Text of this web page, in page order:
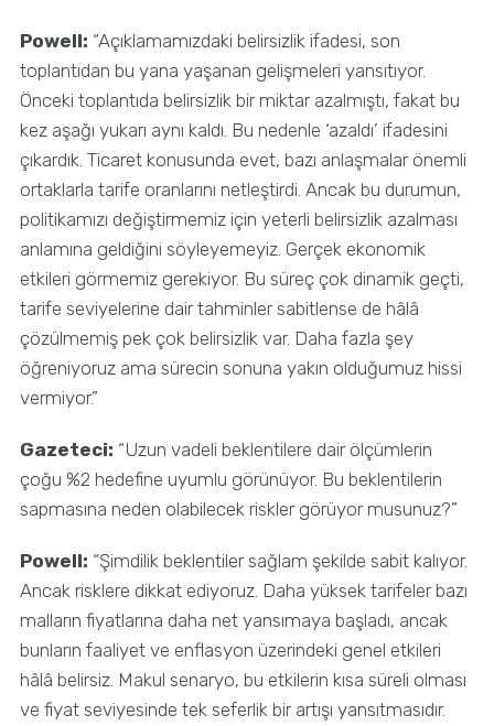
Powell: “Açıklamamızdaki belirsizlik ifadesi, son
toplantıdan bu yana yaşanan gelişmeleri yansıtıyor.
Önceki toplantıda belirsizlik bir miktar azalmıştı, fakat bu
kez aşağı yukarı aynı kaldı. Bu nedenle ‘azaldı’ ifadesini
çıkardık. Ticaret konusunda evet, bazı anlaşmalar önemli
ortaklarla tarife oranlarını netleştirdi. Ancak bu durumun,
politikamızı değiştirmemiz için yeterli belirsizlik azalması
anlamına geldiğini söyleyemeyiz. Gerçek ekonomik
etkileri görmemiz gerekiyor. Bu süreç çok dinamik geçti,
tarife seviyelerine dair tahminler sabitlense de hâlâ
çözülmemiş pek çok belirsizlik var. Daha fazla şey
öğreniyoruz ama sürecin sonuna yakın olduğumuz hissi
vermiyor.”
Gazeteci: “Uzun vadeli beklentilere dair ölçümlerin
çoğu %2 hedefine uyumlu görünüyor. Bu beklentilerin
sapmasına neden olabilecek riskler görüyor musunuz?”
Powell: “Şimdilik beklentiler sağlam şekilde sabit kalıyor.
Ancak risklere dikkat ediyoruz. Daha yüksek tarifeler bazı
malların fiyatlarına daha net yansımaya başladı, ancak
bunların faaliyet ve enflasyon üzerindeki genel etkileri
hâlâ belirsiz. Makul senaryo, bu etkilerin kısa süreli olması
ve fiyat seviyesinde tek seferlik bir artışı yansıtmasıdır.